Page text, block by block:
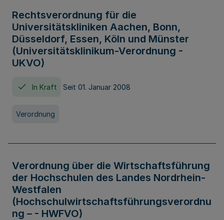
Rechtsverordnung für die
Universitätskliniken Aachen, Bonn,
Düsseldorf, Essen, Köln und Münster
(Universitätsklinikum-Verordnung -
UKVO)
In Kraft Seit 01. Januar 2008
Verordnung
Verordnung über die Wirtschaftsführung
der Hochschulen des Landes Nordrhein-
Westfalen
(Hochschulwirtschaftsführungsverordnu
ng – - HWFVO)